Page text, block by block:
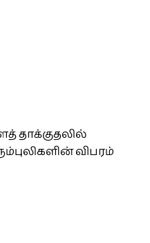
தாக்குதலில்
விபரம்